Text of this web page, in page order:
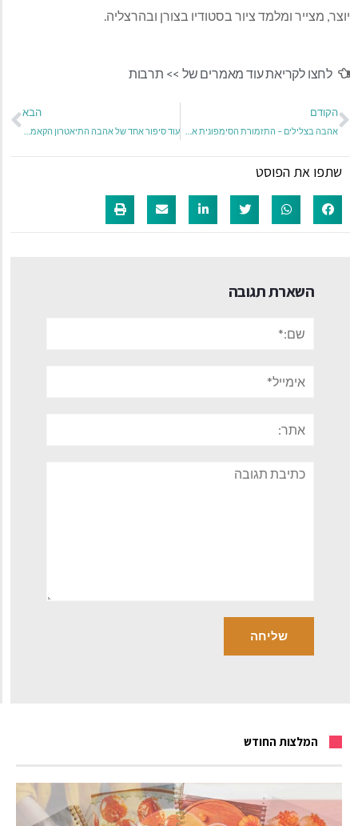
יוצר, מצייר ומלמד ציור בסטודיו בצורן ובהרצליה.
לחצו לקריאת עוד מאמרים של >> תרבות
הקודם הבא
שתפו את הפוסט
השארת תגובה
תגובה
המלצות החודש